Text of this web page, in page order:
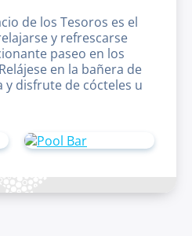
de los Tesoros es el
y refrescarse
paseo en los
en la bañera de
y disfrute de cócteles u